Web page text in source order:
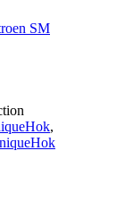
SM
,